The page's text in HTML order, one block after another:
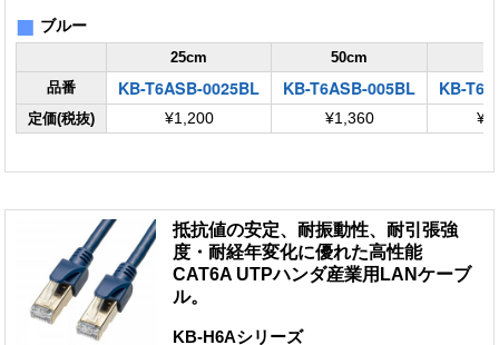
■ ブルー
25cm 50cm
品番
KB-T6ASB-0025BL KB-T6ASB-005BL KB-
定価(税抜) ¥1,200 ¥1,360
抵抗値の安定、耐振動性、耐引張強
度・耐経年変化に優れた高性能
CAT6A UTPハンダ産業用LANケーブ
ル。
KB-H6Aシリーズ